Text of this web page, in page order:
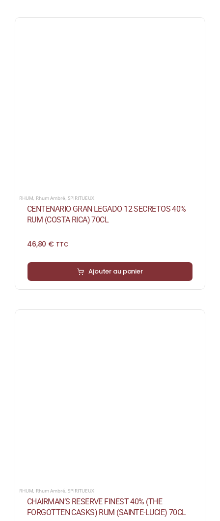
RHUM, Rhum Ambré,SPIRITUEUX
CENTENARIO GRAN LEGADO 12 SECRETOS 40%
RUM (COSTA RICA) 70CL
46,80 € TTC
Ajouter au panier
RHUM Rhum Ambré ,SPIRITUEUX
CHAIRMAN’S RESERVE FINEST 40% (THE
FORGOTTEN CASKS) RUM (SAINTE-LUCIE) 70CL